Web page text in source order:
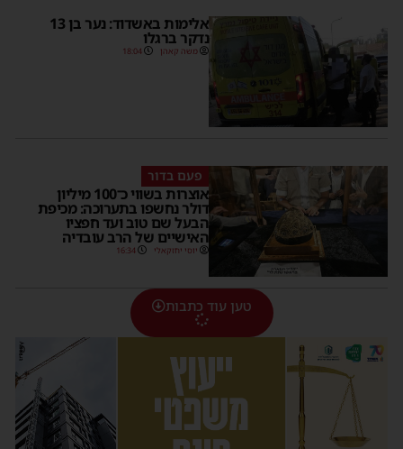
אלימות באשדוד: נער בן 13
נדקר ברגלו
משה קאהן 18:04
פעם בדור
אוצרות בשווי כ־100 מיליון
דולר נחשפו בתערוכה: מכיפת
הבעל שם טוב ועד חפציו
האישיים של הרב עובדיה
יוסי יחזקאלי 16:34
טען עוד כתבות